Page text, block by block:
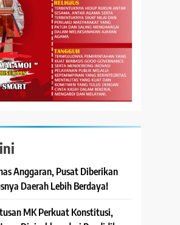
Anggaran, Pusat Diberikan
Daerah Lebih Berdaya!
MK Perkuat Konstitusi,